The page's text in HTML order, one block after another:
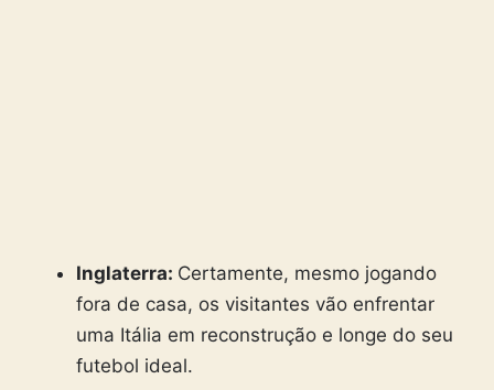
Inglaterra: Certamente, mesmo jogando
fora de casa, os visitantes vão enfrentar
uma Itália em reconstrução e longe do seu
futebol ideal.